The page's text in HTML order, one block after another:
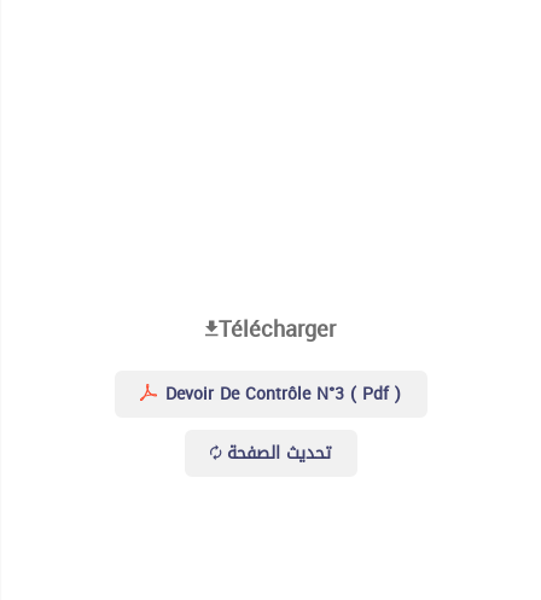
Télécharger
Devoir De Contrôle N°3 ( Pdf )
تحديث الصفحة